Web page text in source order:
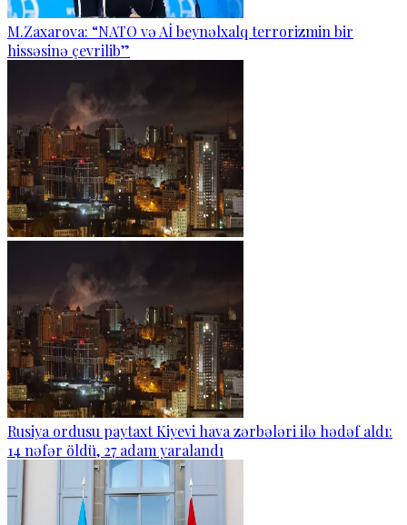
M.Zaxarova: “NATO və Aİ beynəlxalq terrorizmin bir
hissəsinə çevrilib”
Rusiya ordusu paytaxt Kiyevi hava zərbələri ilə hədəf aldı:
14 nəfər öldü, 27 adam yaralandı